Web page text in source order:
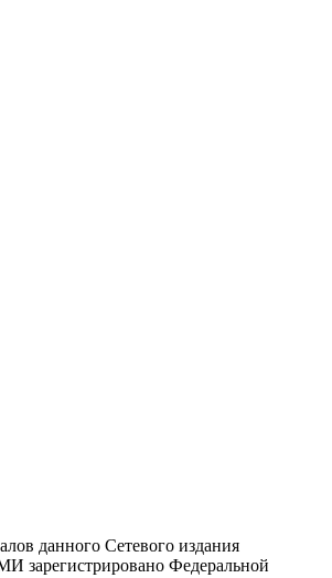
данного Сетевого издания
зарегистрировано Федеральной